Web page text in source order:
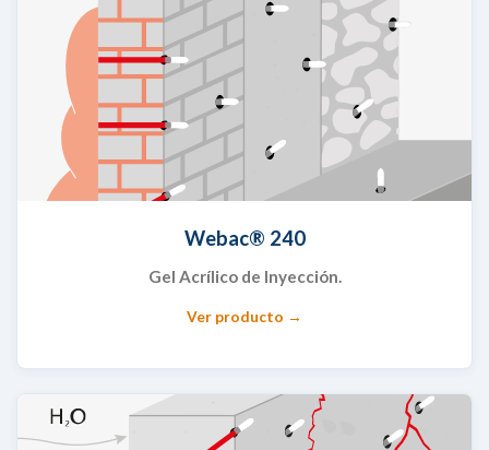
Webac® 240
Gel Acrílico de Inyección.
Ver producto →